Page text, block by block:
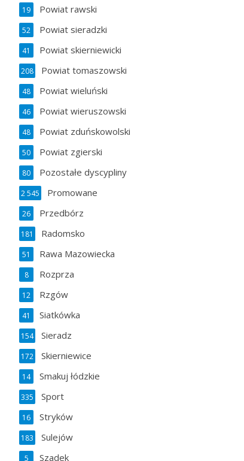
Powiat rawski
19
Powiat sieradzki
52
Powiat skierniewicki
41
Powiat tomaszowski
208
Powiat wieluński
48
Powiat wieruszowski
46
Powiat zduńskowolski
48
Powiat zgierski
50
Pozostałe dyscypliny
80
Promowane
2 545
Przedbórz
26
Radomsko
181
Rawa Mazowiecka
51
Rozprza
8
Rzgów
12
Siatkówka
41
Sieradz
154
Skierniewice
172
Smakuj łódzkie
14
Sport
335
Stryków
16
Sulejów
183
Szadek
5